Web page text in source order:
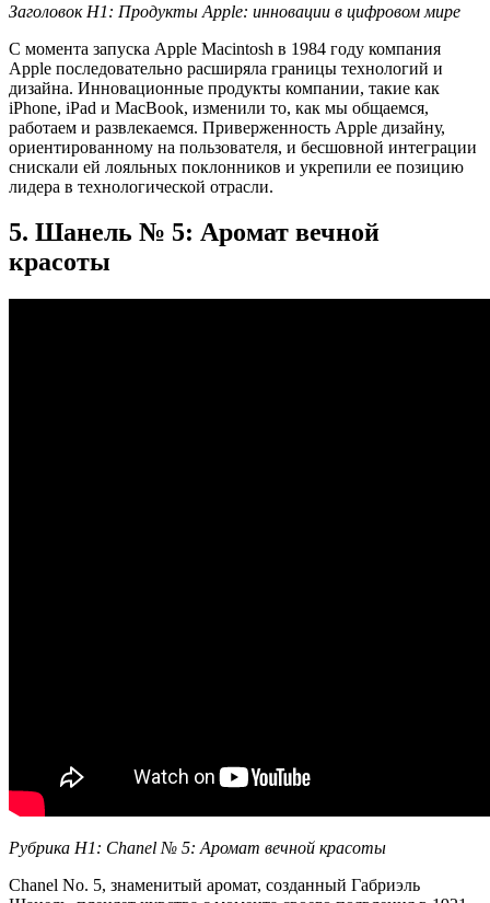
Заголовок H1: Продукты Apple: инновации в цифровом мире
С момента запуска Apple Macintosh в 1984 году компания
Apple последовательно расширяла границы технологий и
дизайна. Инновационные продукты компании, такие как
iPhone, iPad и MacBook, изменили то, как мы общаемся,
работаем и развлекаемся. Приверженность Apple дизайну,
ориентированному на пользователя, и бесшовной интеграции
снискали ей лояльных поклонников и укрепили ее позицию
лидера в технологической отрасли.
5. Шанель № 5: Аромат вечной
красоты
Рубрика H1: Chanel № 5: Аромат вечной красоты
Chanel No. 5, знаменитый аромат, созданный Габриэль